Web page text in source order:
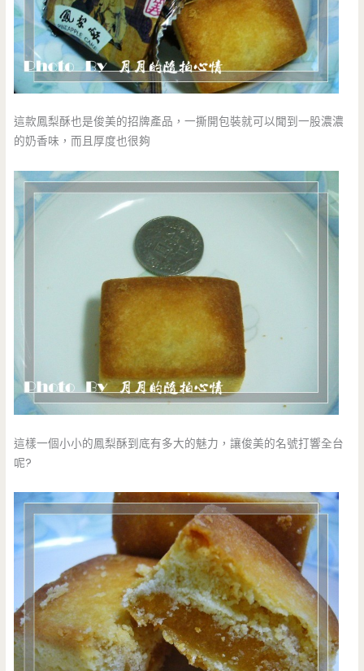
這款鳳梨酥也是俊美的招牌產品，一撕開包裝就可以聞到一股濃濃
的奶香味，而且厚度也很夠
這樣一個小小的鳳梨酥到底有多大的魅力，讓俊美的名號打響全台
呢?